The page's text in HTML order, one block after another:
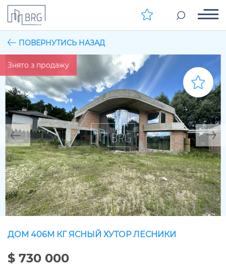
ПОВЕРНУТИСЬ НАЗАД
Знято з продажу
ДОМ 406М КГ ЯСНЫЙ ХУТОР ЛЕСНИКИ
$ 730 000